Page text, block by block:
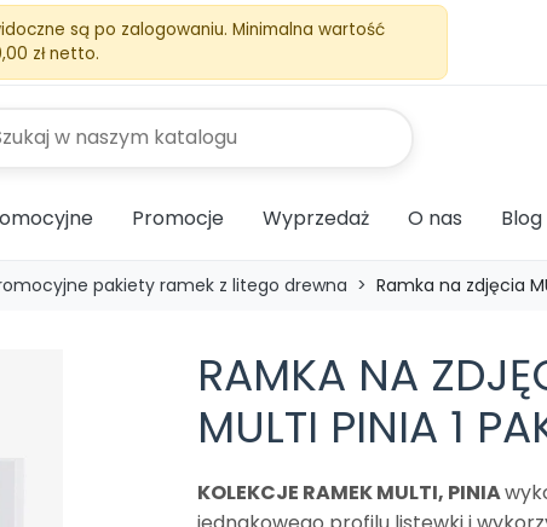
są po zalogowaniu. Minimalna wartość
zł netto.
Promocje Wyprzedaż O nas Blog
pakiety ramek z litego drewna Ramka na zdjęcia
RAMKA NA
MULTI PINIA 1
KOLEKCJE RAMEK MULTI, PINIA